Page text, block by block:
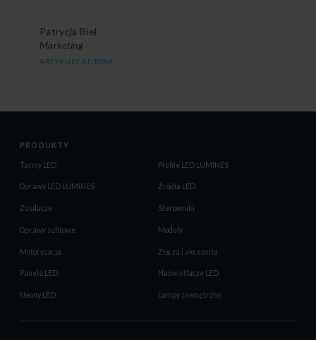
Patrycja Biel
Marketing
ARTYKUŁY AUTORA
PRODUKTY
Taśmy LED Profile LED LUMINES
Oprawy LED LUMINES Źródła LED
Zasilacze Sterowniki
Oprawy sufitowe Moduły
Motoryzacja Złącza i akcesoria
Panele LED Naświetlacze LED
Neony LED Lampy zewnętrzne